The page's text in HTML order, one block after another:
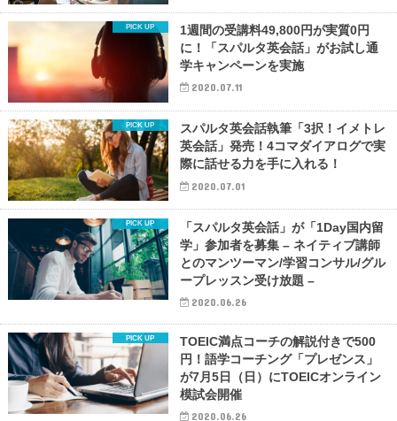
1週間の受講料49,800円が実質0円
に！「スパルタ英会話」がお試し通
学キャンペーンを実施
2020.07.11
スパルタ英会話執筆「3択！イメトレ
英会話」発売！4コマダイアログで実
際に話せる力を手に入れる！
2020.07.01
「スパルタ英会話」が「1Day国内留
学」参加者を募集 – ネイティブ講師
とのマンツーマン/学習コンサル/グル
ープレッスン受け放題 –
2020.06.26
TOEIC満点コーチの解説付きで500
円！語学コーチング「プレゼンス」
が7月5日（日）にTOEICオンライン
模試会開催
2020.06.26